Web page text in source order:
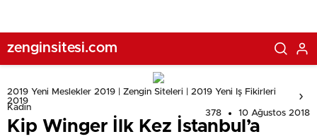
zenginsitesi.com
2019 Yeni Meslekler 2019 | Zengin Siteleri | 2019 Yeni Iş Fikirleri
2019
Kadın
378 10 Ağustos 2018
Kip Winger İlk Kez İstanbul’a